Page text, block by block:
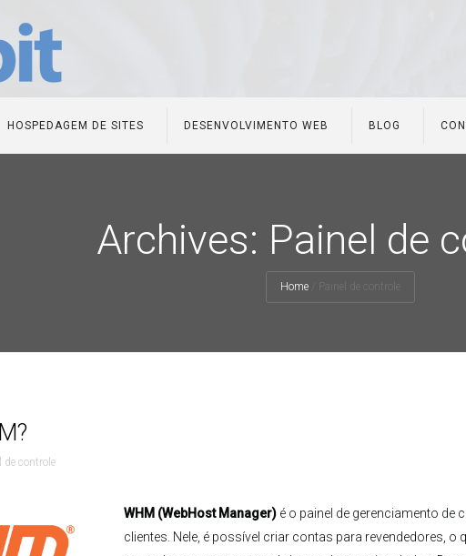
HOSPEDAGEM DE SITES DESENVOLVIMENTO WEB BLOG
Archives: Painel de
Home Painel de controle
de controle
WHM (WebHost Manager)é o painel de gerenciamento de
clientes. Nele, é possível criar contas para revendedores, o